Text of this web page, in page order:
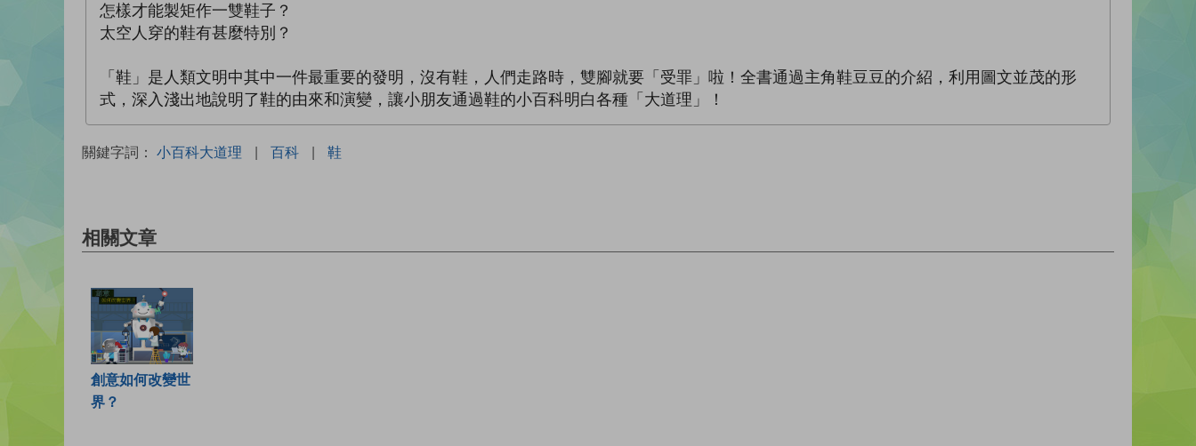
怎樣才能製矩作一雙鞋子？
太空人穿的鞋有甚麼特別？
「鞋」是人類文明中其中一件最重要的發明，沒有鞋，人們走路時，雙腳就要「受罪」啦！全書通過主角鞋豆豆的介紹，利用圖文並茂的形
式，深入淺出地說明了鞋的由來和演變，讓小朋友通過鞋的小百科明白各種「大道理」！
關鍵字詞： 小百科大道理 | 百科 | 鞋
相關文章
創意如何改變世
界？